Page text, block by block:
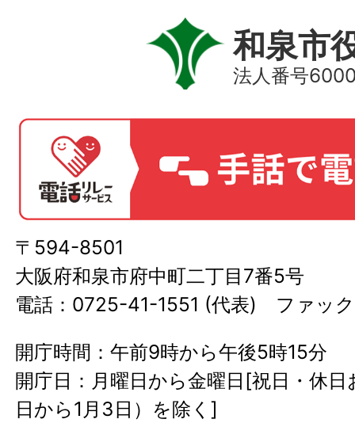
和泉市
法人番号
〒594-8501
大阪府和泉市府中町二丁目7番5号
電話：0725-41-1551 (代表) ファッ
開庁時間：午前9時から午後5時15分
開庁日：月曜日から金曜日[祝日・休
日から1月3日）を除く]